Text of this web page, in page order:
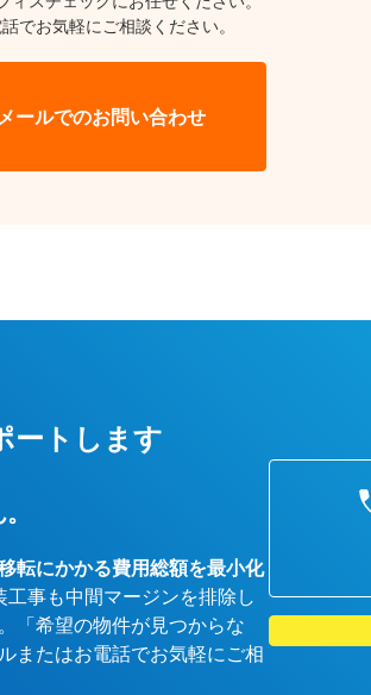
でお気軽にご相談ください。
メールでのお問い合わせ
ートします
転にかかる費用総額を最小化
工事も中間マージンを排除し
「希望の物件が見つからな
またはお電話でお気軽にご相